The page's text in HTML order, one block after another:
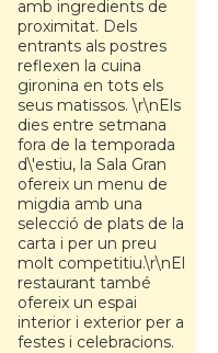
amb ingredients de
proximitat. Dels
entrants als postres
reflexen la cuina
gironina en tots els
seus matissos. \r\nEls
dies entre setmana
fora de la temporada
d\'estiu, la Sala Gran
ofereix un menu de
migdia amb una
selecció de plats de la
carta i per un preu
molt competitiu.\r\nEl
restaurant també
ofereix un espai
interior i exterior per a
festes i celebracions.